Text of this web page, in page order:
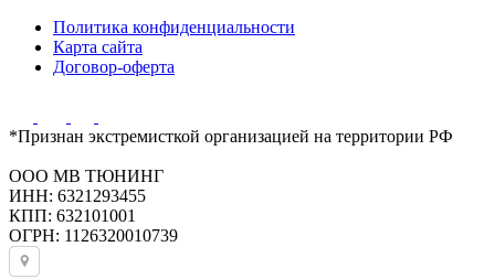
Политика конфиденциальности
Карта сайта
Договор-оферта
*Признан экстремисткой организацией на территории РФ
ООО МВ ТЮНИНГ
ИНН: 6321293455
КПП: 632101001
ОГРН: 1126320010739